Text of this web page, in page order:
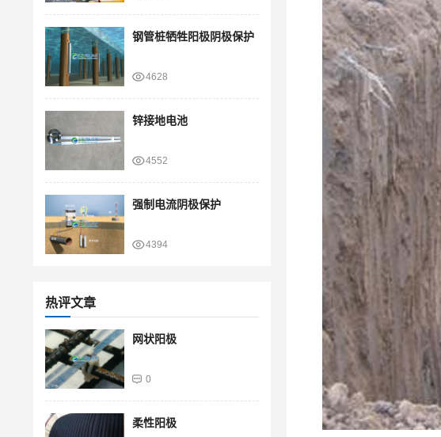
钢管桩牺牲阳极阴极保护
4628
锌接地电池
4552
强制电流阴极保护
4394
热评文章
网状阳极
0
柔性阳极